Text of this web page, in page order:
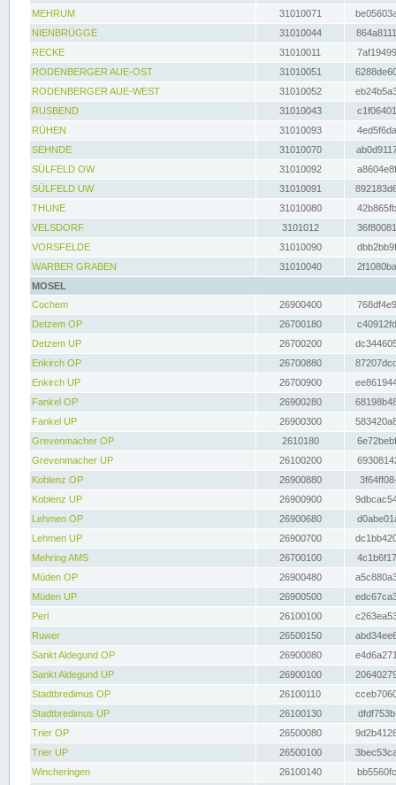
MEHRUM
31010071
NIENBRÜGGE
31010044
RECKE
31010011
RODENBERGER AUE-OST
31010051
RODENBERGER AUE-WEST
31010052
RUSBEND
31010043
RÜHEN
31010093
SEHNDE
31010070
SÜLFELD OW
31010092
SÜLFELD UW
31010091
THUNE
31010080
VELSDORF
3101012
VORSFELDE
31010090
WARBER GRABEN
31010040
MOSEL
Cochem
26900400
Detzem OP
26700180
Detzem UP
26700200
Enkirch OP
26700880
Enkirch UP
26700900
Fankel OP
26900280
Fankel UP
26900300
Grevenmacher OP
2610180
Grevenmacher UP
26100200
Koblenz OP
26900880
Koblenz UP
26900900
Lehmen OP
26900680
Lehmen UP
26900700
Mehring AMS
26700100
Müden OP
26900480
Müden UP
26900500
Perl
26100100
Ruwer
26500150
Sankt Aldegund OP
26900080
Sankt Aldegund UP
26900100
Stadtbredimus OP
26100110
Stadtbredimus UP
26100130
Trier OP
26500080
Trier UP
26500100
Wincheringen
26100140